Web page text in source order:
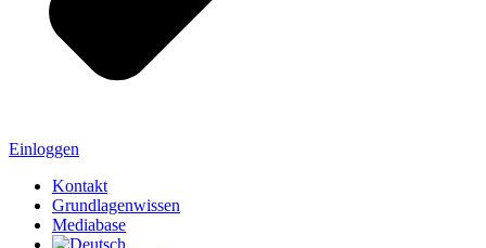
Einloggen
Kontakt
Grundlagenwissen
Mediabase